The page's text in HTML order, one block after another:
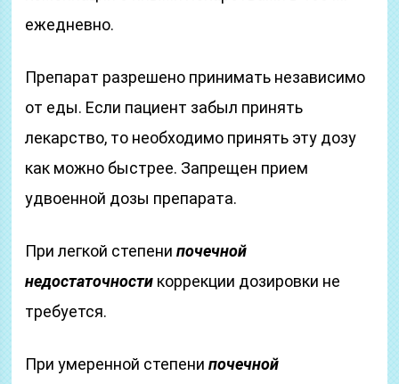
ежедневно.
Препарат разрешено принимать независимо
от еды. Если пациент забыл принять
лекарство, то необходимо принять эту дозу
как можно быстрее. Запрещен прием
удвоенной дозы препарата.
При легкой степенипочечной
недостаточности коррекции дозировки не
требуется.
При умеренной степенипочечной